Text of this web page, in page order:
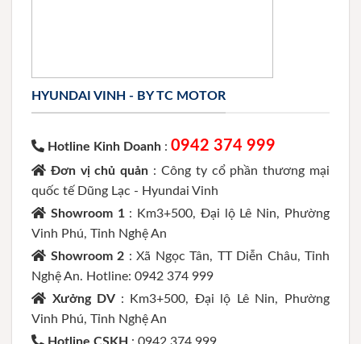
HYUNDAI VINH - BY TC MOTOR
Hotline Kinh Doanh : 0942 374 999
Đơn vị chủ quản : Công ty cổ phần thương mại
quốc tế Dũng Lạc - Hyundai Vinh
Showroom 1 : Km3+500, Đại lộ Lê Nin, Phường
Vinh Phú, Tỉnh Nghệ An
Showroom 2 : Xã Ngọc Tân, TT Diễn Châu, Tỉnh
Nghệ An. Hotline: 0942 374 999
Xưởng DV : Km3+500, Đại lộ Lê Nin, Phường
Vinh Phú, Tỉnh Nghệ An